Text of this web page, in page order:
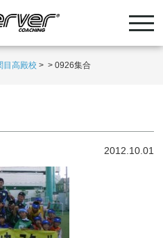
目高殿校 > >0926集合
2012.10.01